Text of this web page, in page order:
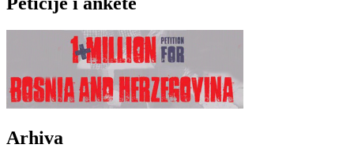
Suzbijanje
kriminala
kao
globalnog
sigurnosnog
izazova
–
u
Arhiva